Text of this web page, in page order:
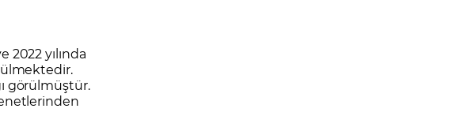
2022 yılında
görülmüştür.